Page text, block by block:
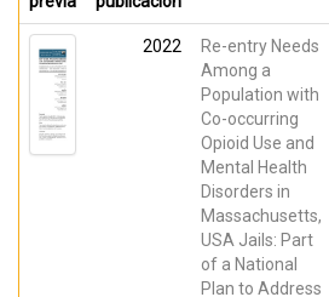
2022
Re-entry Needs
Among a
Population with
Co-occurring
Opioid Use and
Mental Health
Disorders in
Massachusetts,
USA Jails: Part
of a National
Plan to Address